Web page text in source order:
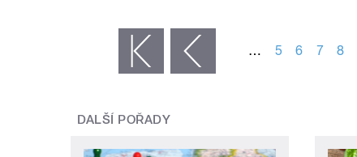
‹ předchozí … 5 6 7 8
DALŠÍ POŘADY